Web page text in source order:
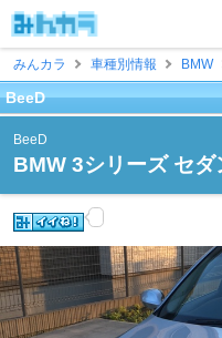
みんカラ
車種別情報 BMW
BeeD
BeeD
BMW 3シリーズ セ